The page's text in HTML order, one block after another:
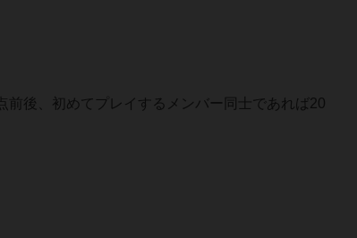
後、初めてプレイするメンバー同士であれば20